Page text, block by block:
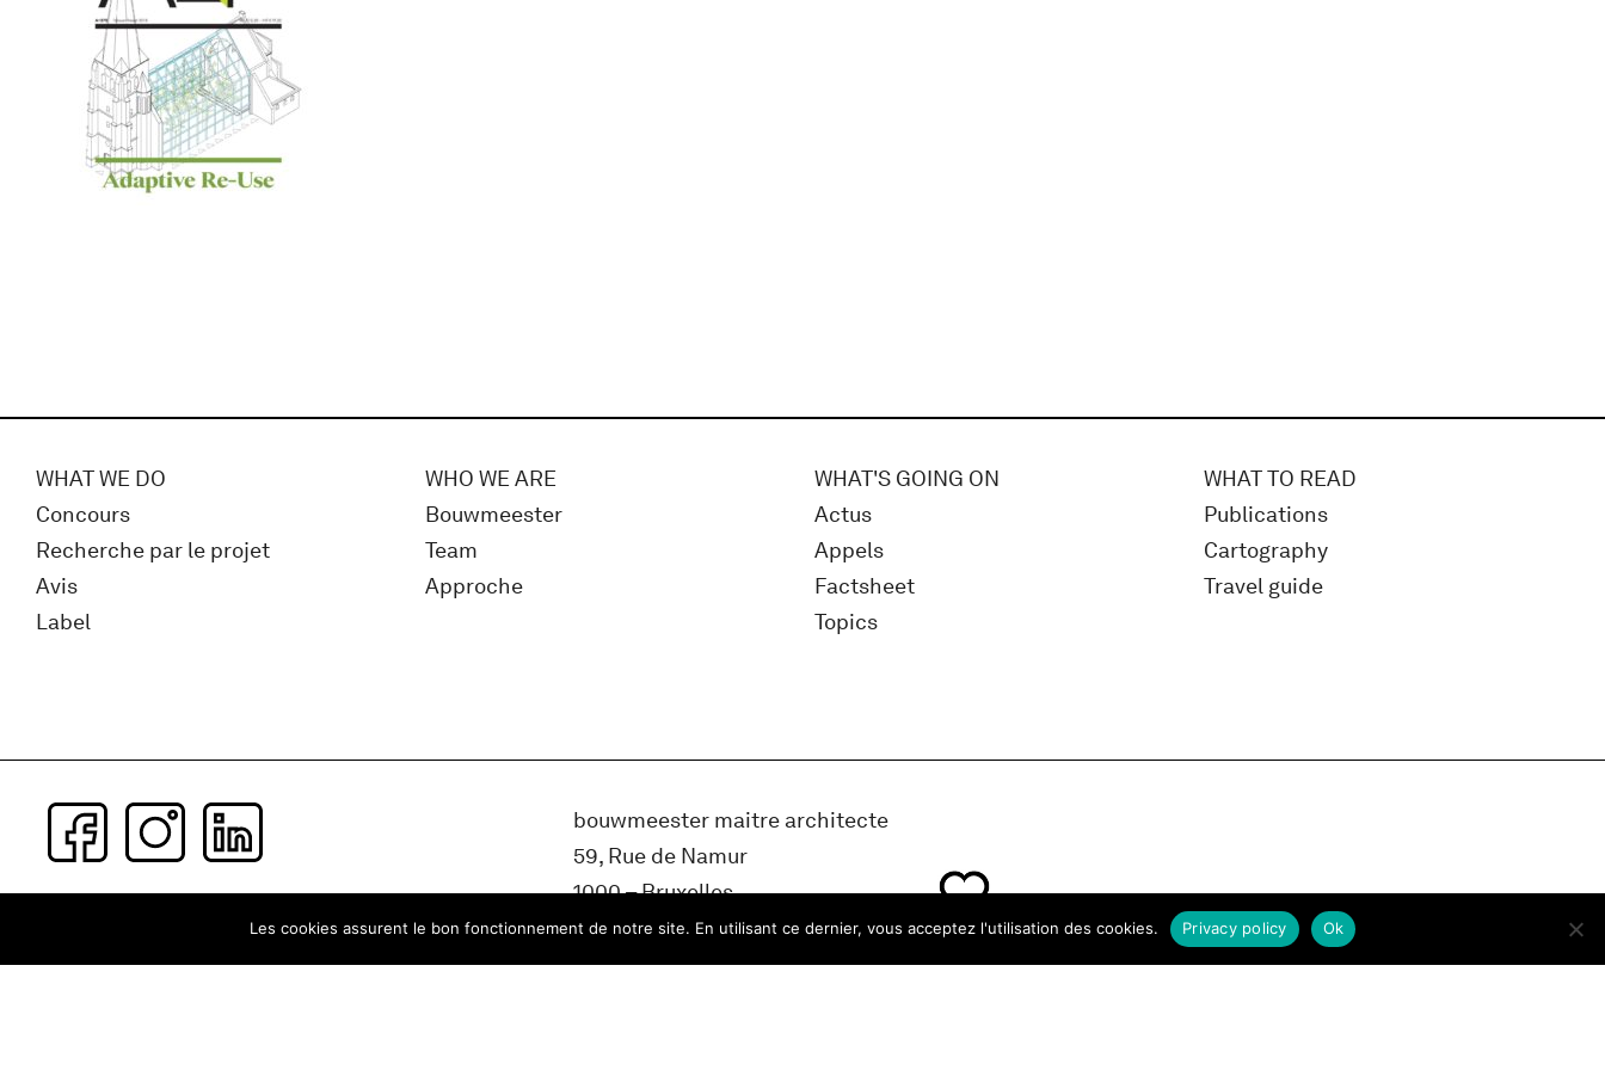
WHAT WE DO
Concours
Recherche par le projet
Avis
Label
WHO WE ARE
Bouwmeester
Team
Approche
WHAT'S GOING ON
Actus
Appels
Factsheet
Topics
WHAT TO READ
Publications
Cartography
Travel guide
Subscribe to our newsletter
bouwmeester maitre architecte
59, Rue de Namur
1000 – Bruxelles
Belgique
Les cookies assurent le bon fonctionnement de notre site. En utilisant ce dernier, vous acceptez l'utilisation des cookies. Ok
Privacy policy